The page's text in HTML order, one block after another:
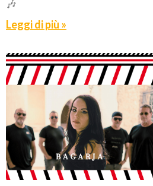
🎶
Leggi di più »